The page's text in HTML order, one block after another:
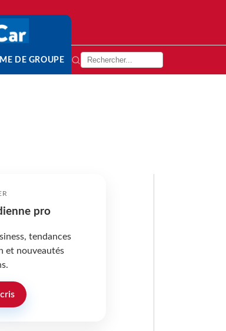
DE GROUPE
pro
tendances
et nouveautés